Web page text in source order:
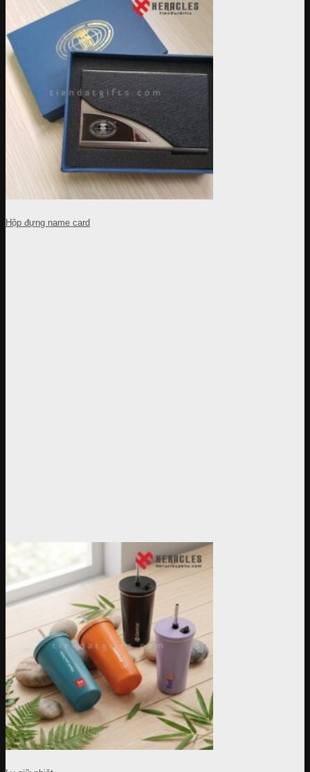
Hộp đựng name card